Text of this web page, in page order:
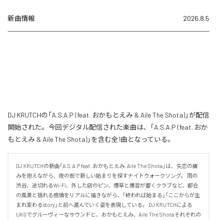
新曲情報 2026.8.5
DJ KRUTCHの「A.S.A.P (feat. おかもとえみ & Aile The Shota)」が配信
開始された。今回デジタル配信された楽曲は、「A.S.A.P (feat. おか
もとえみ & Aile The Shota)」を含む全1曲となっている。
DJ KRUTCHの新曲「A.S.A.P feat. おかもとえみ, Aile The Shota」は、失恋の痛
みを抱えながら、夜の街で新しい始まりを探すナイトウォークソング。 雨の
渋谷、途切れるWi-Fi、外した店のピン、煙草と爆音が響くクラブなど、都会
の風景と揺れる感情をリアルに描きながら、「終われば始まる」「ここからが生
まれ変わるstory」と前へ進んでいく姿を表現している。 DJ KRUTCHによる
UKGでグルーヴィーなサウンドと、おかもとえみ、Aile The Shotaそれぞれの